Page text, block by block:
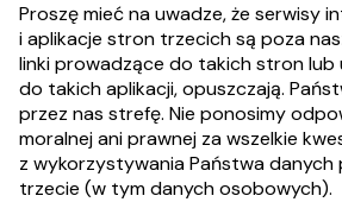
Proszę mieć na uwadze, że serwisy
i aplikacje stron trzecich są poza
linki prowadzące do takich stron
do takich aplikacji, opuszczają.
przez nas strefę. Nie ponosimy
moralnej ani prawnej za wszelkie
z wykorzystywania Państwa
trzecie (w tym danych osobowych).